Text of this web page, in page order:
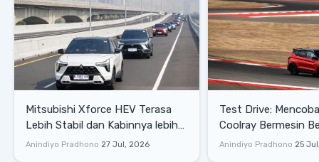
Mitsubishi Xforce HEV Terasa
Lebih Stabil dan Kabinnya lebih
Senyap
Anindiyo Pradhono 27 Jul, 2026
Test Drive: Mencoba Geely
Coolray Bermesin
di Sirkuit Mandalika
Anindiyo Pradhono 25